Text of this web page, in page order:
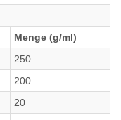
Menge (g/ml)
250
200
20